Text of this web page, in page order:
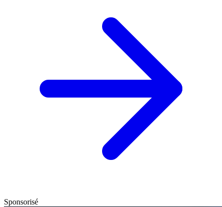
Sponsorisé